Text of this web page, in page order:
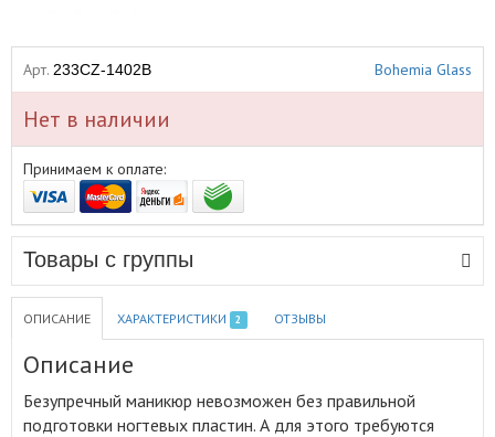
Арт. 233CZ-1402B Bohemia Glass
Нет в наличии
Принимаем к оплате:
Товары с группы
ОПИСАНИЕ ХАРАКТЕРИСТИКИ 2 ОТЗЫВЫ
Описание
Безупречный маникюр невозможен без правильной
подготовки ногтевых пластин. А для этого требуются